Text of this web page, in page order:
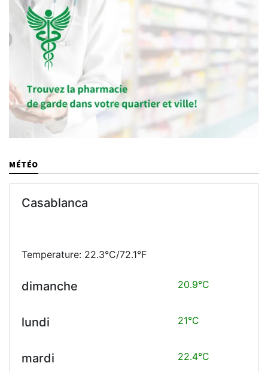
MÉTÉO
Casablanca
Temperature: 22.3°C/72.1°F
dimanche 20.9°C
lundi 21°C
mardi 22.4°C